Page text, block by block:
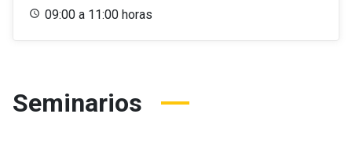
09:00 a 11:00 horas
Seminarios